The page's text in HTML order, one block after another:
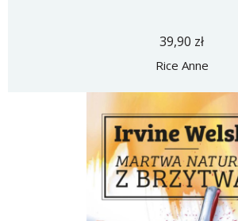
39,90 zł
Rice Anne